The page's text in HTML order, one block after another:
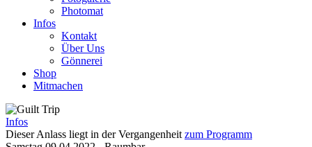
Photomat
Infos
Kontakt
Über Uns
Gönnerei
Shop
Mitmachen
Infos
Dieser Anlass liegt in der Vergangenheit zum Programm